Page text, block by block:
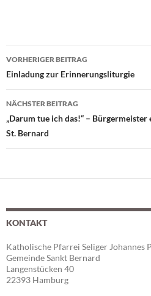
Beitragsnavigation
VORHERIGER BEITRAG
Einladung zur Erinnerungsliturgie
NÄCHSTER BEITRAG
„Darum tue ich das!“ – Bürgermeister
St. Bernard
KONTAKT
Katholische Pfarrei Seliger Johannes
Gemeinde Sankt Bernard
Langenstücken 40
22393 Hamburg